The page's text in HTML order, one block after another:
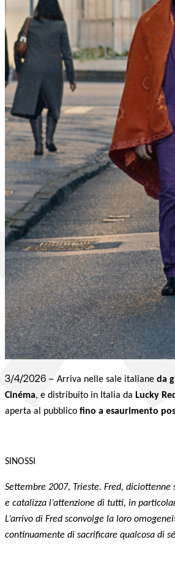
3/4/2026 – Arriva nelle sale italiane da
Cinéma, e distribuito in Italia da Lucky Red
aperta al pubblico fino a esaurimento
SINOSSI
Settembre 2007, Trieste. Fred,
e catalizza l’attenzione di tutti, in
L’arrivo di Fred sconvolge la loro
continuamente di sacrificare qualcosa di